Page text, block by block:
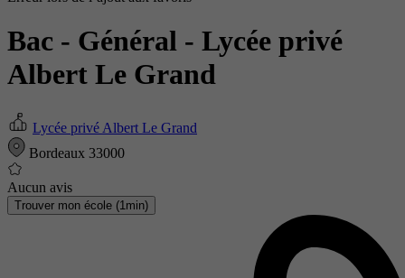
Bac - Général - Lycée privé
Albert Le Grand
Lycée privé Albert Le Grand
Bordeaux 33000
Aucun avis
Trouver mon école (1min)